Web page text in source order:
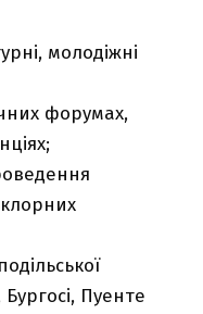
молодіжні
форумах,
Бургосі, Пуенте